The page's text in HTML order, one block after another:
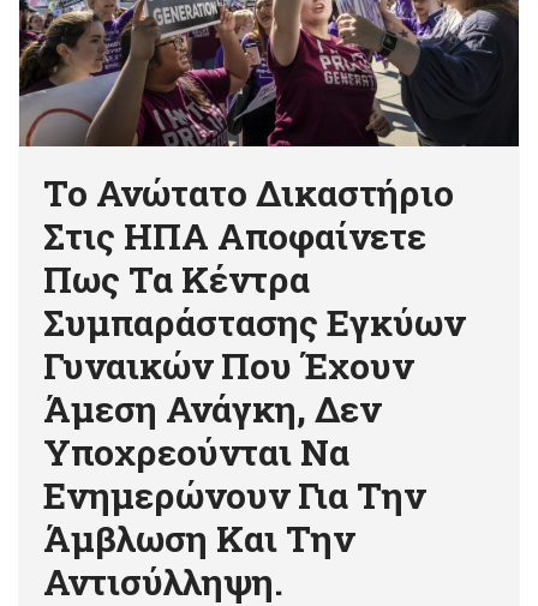
Το Ανώτατο Δικαστήριο
Στις ΗΠΑ Αποφαίνετε
Πως Τα Κέντρα
Συμπαράστασης Εγκύων
Γυναικών Που Έχουν
Άμεση Ανάγκη, Δεν
Υποχρεούνται Να
Ενημερώνουν Για Την
Άμβλωση Και Την
Αντισύλληψη.